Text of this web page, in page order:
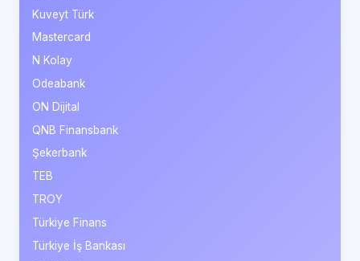
Kuveyt Türk
Mastercard
N Kolay
Odeabank
ON Dijital
QNB Finansbank
Şekerbank
TEB
TROY
Türkiye Finans
Türkiye İş Bankası